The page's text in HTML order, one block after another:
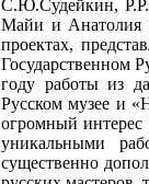
С.Ю.Судейкин,
Майи и Анатолия
проектах,
Государственном
году работы из
Русском музее и
огромный интерес
уникальными
существенно